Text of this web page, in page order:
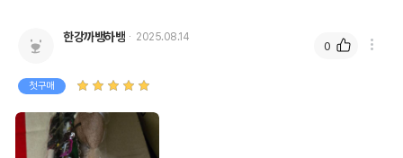
한강까뱅하뱅 2025.08.14
첫구매
0